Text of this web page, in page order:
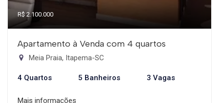
R$ 2.100.000
Apartamento à Venda com 4 quartos
Meia Praia, Itapema-SC
4 Quartos 5 Banheiros 3 Vagas
Mais informações